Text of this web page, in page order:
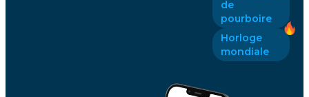
de
pourboire
Horloge
mondiale